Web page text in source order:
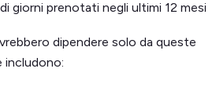
giorni prenotati negli ultimi 12 mesi
dipendere solo da queste
includono: